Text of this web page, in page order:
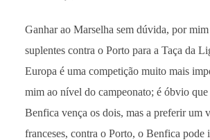
Ganhar ao Marselha sem dúvida, por
suplentes contra o Porto para a Taça da
Europa é uma competição muito mais
mim ao nível do campeonato; é óbvio
Benfica vença os dois, mas a preferir um
franceses, contra o Porto, o Benfica pode